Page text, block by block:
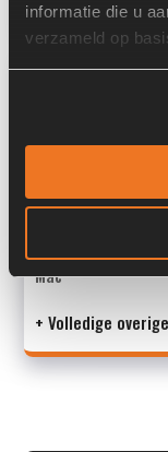
informatie die u
verzameld op
Overige
Brand: Liebherr
Type 2: 7619491
Mac
+ Volledige